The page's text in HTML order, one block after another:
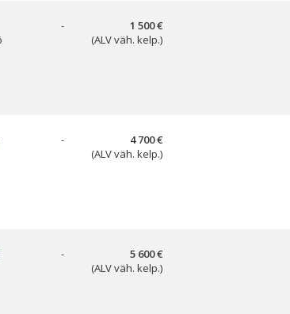
-
1 500 €
(ALV väh. kelp.)
-
4 700 €
(ALV väh. kelp.)
-
5 600 €
(ALV väh. kelp.)